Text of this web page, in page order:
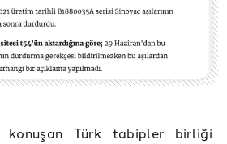
konuşan Türk tabipler birliği